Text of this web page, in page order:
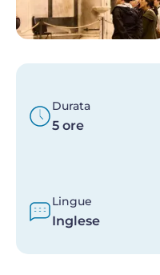
Durata
5 ore
Lingue
Inglese